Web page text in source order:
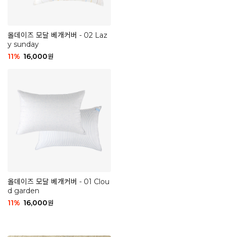
올데이즈 모달 베개커버 - 02 Laz
y sunday
11% 16,000원
올데이즈 모달 베개커버 - 01 Clou
d garden
11% 16,000원